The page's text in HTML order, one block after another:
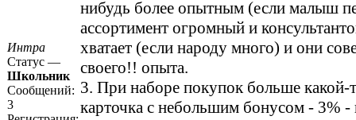
Интра
Статус —
Школьник
Сообщений:
3
нибудь более опытным (если малыш
ассортимент огромный и
хватает (если народу много) и они
своего!! опыта.
3. При наборе покупок больше какой-
карточка с небольшим бонусом - 3% -